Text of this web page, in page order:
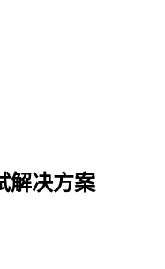
解决方案